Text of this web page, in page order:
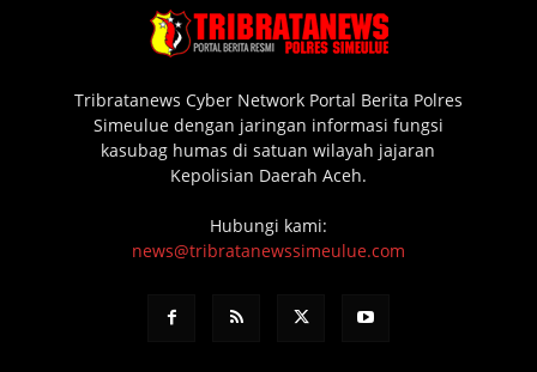
Tribratanews Cyber Network Portal Berita Polres
Simeulue dengan jaringan informasi fungsi
kasubag humas di satuan wilayah jajaran
Kepolisian Daerah Aceh.
Hubungi kami:
news@tribratanewssimeulue.com